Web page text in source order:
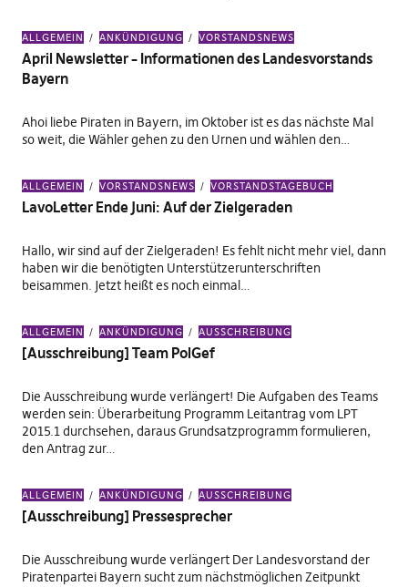
ALLGEMEIN ANKÜNDIGUNG VORSTANDSNEWS
April Newsletter – Informationen des Landesvorstands
Bayern
Ahoi liebe Piraten in Bayern, im Oktober ist es das nächste Mal
so weit, die Wähler gehen zu den Urnen und wählen den…
ALLGEMEIN VORSTANDSNEWS VORSTANDSTAGEBUCH
LavoLetter Ende Juni: Auf der Zielgeraden
Hallo, wir sind auf der Zielgeraden! Es fehlt nicht mehr viel, dann
haben wir die benötigten Unterstützerunterschriften
beisammen. Jetzt heißt es noch einmal…
ALLGEMEIN ANKÜNDIGUNG AUSSCHREIBUNG
[Ausschreibung] Team PolGef
Die Ausschreibung wurde verlängert! Die Aufgaben des Teams
werden sein: Überarbeitung Programm Leitantrag vom LPT
2015.1 durchsehen, daraus Grundsatzprogramm formulieren,
den Antrag zur…
ALLGEMEIN ANKÜNDIGUNG AUSSCHREIBUNG
[Ausschreibung] Pressesprecher
Die Ausschreibung wurde verlängert Der Landesvorstand der
Piratenpartei Bayern sucht zum nächstmöglichen Zeitpunkt